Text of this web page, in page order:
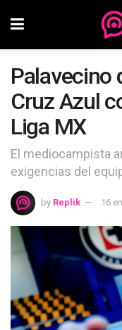
Palavecino
Cruz Azul
Liga MX
El mediocampista
exigencias del
by Replik 16